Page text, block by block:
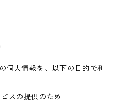
個人情報を、以下の目的で利
スの提供のため